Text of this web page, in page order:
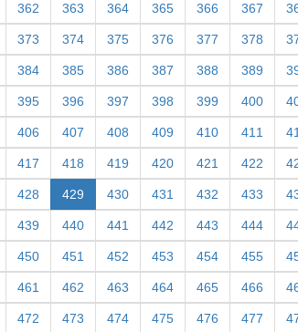
362 363 364 365 366 367
373 374 375 376 377 378
384 385 386 387 388 389
395 396 397 398 399 400
406 407 408 409 410 411
417 418 419 420 421 422
428 429 430 431 432 433
439 440 441 442 443 444
450 451 452 453 454 455
461 462 463 464 465 466
472 473 474 475 476 477